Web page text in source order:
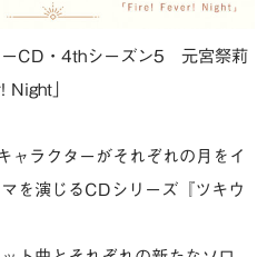
ーCD・4thシーズン5 元宮祭莉
Night」
ャラクターがそれぞれの月をイ
を演じるCDシリーズ『ツキウ